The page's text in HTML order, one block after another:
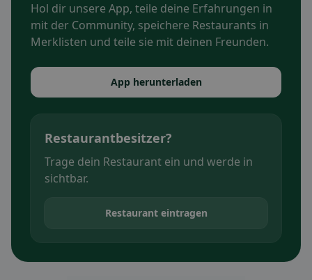
Hol dir unsere App, teile deine Erfahrungen in
mit der Community, speichere Restaurants in
Merklisten und teile sie mit deinen Freunden.
App herunterladen
Restaurantbesitzer?
Trage dein Restaurant ein und werde in
sichtbar.
Restaurant eintragen